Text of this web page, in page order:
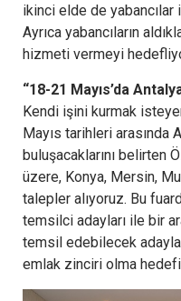
ikinci elde de
Ayrıca yabancıların
hizmeti vermeyi
“18-21 Mayıs’da
Kendi işini kurmak
Mayıs tarihleri arasında
buluşacaklarını belirten
üzere, Konya, Mersin,
talepler alıyoruz. Bu
temsilci adayları ile bir
temsil edebilecek
emlak zinciri olma